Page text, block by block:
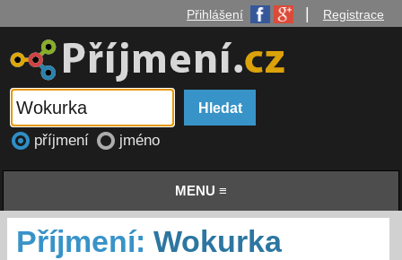
Přihlášení Registrace
příjmení jméno
MENU ≡
Příjmení: Wokurka